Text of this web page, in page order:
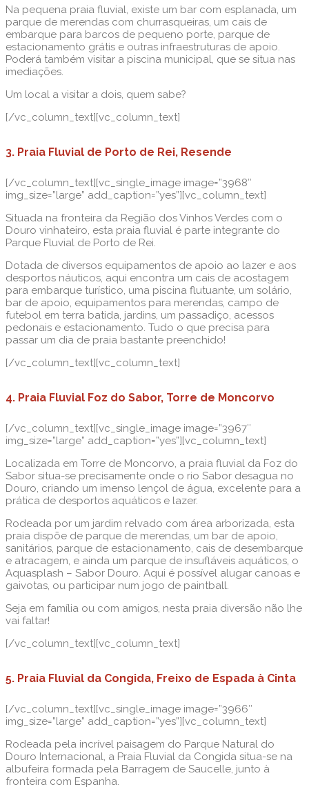
Na pequena praia fluvial, existe um bar com esplanada, um
parque de merendas com churrasqueiras, um cais de
embarque para barcos de pequeno porte, parque de
estacionamento grátis e outras infraestruturas de apoio.
Poderá também visitar a piscina municipal, que se situa nas
imediações.
Um local a visitar a dois, quem sabe?
[/vc_column_text][vc_column_text]
3. Praia Fluvial de Porto de Rei, Resende
[/vc_column_text][vc_single_image image=”3968″
img_size=”large” add_caption=”yes”][vc_column_text]
Situada na fronteira da Região dos Vinhos Verdes com o
Douro vinhateiro, esta praia fluvial é parte integrante do
Parque Fluvial de Porto de Rei.
Dotada de diversos equipamentos de apoio ao lazer e aos
desportos náuticos, aqui encontra um cais de acostagem
para embarque turístico, uma piscina flutuante, um solário,
bar de apoio, equipamentos para merendas, campo de
futebol em terra batida, jardins, um passadiço, acessos
pedonais e estacionamento. Tudo o que precisa para
passar um dia de praia bastante preenchido!
[/vc_column_text][vc_column_text]
4. Praia Fluvial Foz do Sabor, Torre de Moncorvo
[/vc_column_text][vc_single_image image=”3967″
img_size=”large” add_caption=”yes”][vc_column_text]
Localizada em Torre de Moncorvo, a praia fluvial da Foz do
Sabor situa-se precisamente onde o rio Sabor desagua no
Douro, criando um imenso lençol de água, excelente para a
prática de desportos aquáticos e lazer.
Rodeada por um jardim relvado com área arborizada, esta
praia dispõe de parque de merendas, um bar de apoio,
sanitários, parque de estacionamento, cais de desembarque
e atracagem, e ainda um parque de insufláveis aquáticos, o
Aquasplash – Sabor Douro. Aqui é possível alugar canoas e
gaivotas, ou participar num jogo de paintball.
Seja em família ou com amigos, nesta praia diversão não lhe
vai faltar!
[/vc_column_text][vc_column_text]
5. Praia Fluvial da Congida, Freixo de Espada à Cinta
[/vc_column_text][vc_single_image image=”3966″
img_size=”large” add_caption=”yes”][vc_column_text]
Rodeada pela incrível paisagem do Parque Natural do
Douro Internacional, a Praia Fluvial da Congida situa-se na
albufeira formada pela Barragem de Saucelle, junto à
fronteira com Espanha.